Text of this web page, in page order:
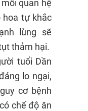
quan hệ
hoa tự khắc
lùng sẽ
thảm hại.
tuổi Dần
lo ngại,
cơ bệnh
chế độ ăn